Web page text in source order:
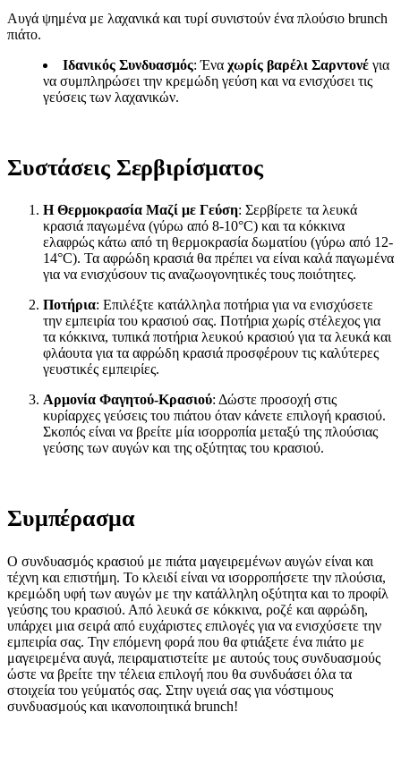
Αυγά ψημένα με λαχανικά και τυρί συνιστούν ένα πλούσιο brunch
πιάτο.
Ιδανικός Συνδυασμός: Ένα χωρίς βαρέλι Σαρντονέ για
να συμπληρώσει την κρεμώδη γεύση και να ενισχύσει τις
γεύσεις των λαχανικών.
Συστάσεις Σερβιρίσματος
Η Θερμοκρασία Μαζί με Γεύση: Σερβίρετε τα λευκά
κρασιά παγωμένα (γύρω από 8-10°C) και τα κόκκινα
ελαφρώς κάτω από τη θερμοκρασία δωματίου (γύρω από 12-
14°C). Τα αφρώδη κρασιά θα πρέπει να είναι καλά παγωμένα
για να ενισχύσουν τις αναζωογονητικές τους ποιότητες.
Ποτήρια: Επιλέξτε κατάλληλα ποτήρια για να ενισχύσετε
την εμπειρία του κρασιού σας. Ποτήρια χωρίς στέλεχος για
τα κόκκινα, τυπικά ποτήρια λευκού κρασιού για τα λευκά και
φλάουτα για τα αφρώδη κρασιά προσφέρουν τις καλύτερες
γευστικές εμπειρίες.
Αρμονία Φαγητού-Κρασιού: Δώστε προσοχή στις
κυρίαρχες γεύσεις του πιάτου όταν κάνετε επιλογή κρασιού.
Σκοπός είναι να βρείτε μία ισορροπία μεταξύ της πλούσιας
γεύσης των αυγών και της οξύτητας του κρασιού.
Συμπέρασμα
Ο συνδυασμός κρασιού με πιάτα μαγειρεμένων αυγών είναι και
τέχνη και επιστήμη. Το κλειδί είναι να ισορροπήσετε την πλούσια,
κρεμώδη υφή των αυγών με την κατάλληλη οξύτητα και το προφίλ
γεύσης του κρασιού. Από λευκά σε κόκκινα, ροζέ και αφρώδη,
υπάρχει μια σειρά από ευχάριστες επιλογές για να ενισχύσετε την
εμπειρία σας. Την επόμενη φορά που θα φτιάξετε ένα πιάτο με
μαγειρεμένα αυγά, πειραματιστείτε με αυτούς τους συνδυασμούς
ώστε να βρείτε την τέλεια επιλογή που θα συνδυάσει όλα τα
στοιχεία του γεύματός σας. Στην υγειά σας για νόστιμους
συνδυασμούς και ικανοποιητικά brunch!